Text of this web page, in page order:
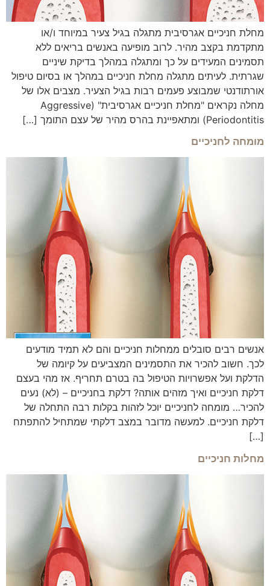
מחלת חניכיים אגרסיבית מתגלה בגיל צעיר במיוחד ו/או
מתקדמת בקצב מהיר. לרוב מופיעה באנשים בריאים ללא
תסמינים המעידים על כך ומתגלה במהלך בדיקת שיניים
שגרתית. לעיתים מתגלה מחלת חניכיים במהלך או בסיום טיפול
אורתודנטי שמבוצע פעמים רבות בגיל הצעיר. מצבים אלו של
מחלה נקראים "מחלת חניכיים אגרסיבית" (Aggressive
Periodontitis) ומתאפיינת בהרס מהיר של עצם התומך […]
מומחה לחניכיים
אנשים רבים סובלים ממחלות חניכיים והם לא תמיד מודעים
לכך. חשוב להכיר את התסמינים המצביעים על קיומה של
הדלקת ועל אפשרויות הטיפול בה בטרם תחריף. אז מהי בעצם
דלקת חניכיים ואיך מזהים אותה? דלקת בחניכיים – (לא) נעים
להכיר… מומחה לחניכיים יוכל לזהות בקלות רבה התחלה של
דלקת חניכיים. למעשה מדובר במצב דלקתי שמתחיל להתפתח
[…]
מחלות חניכיים